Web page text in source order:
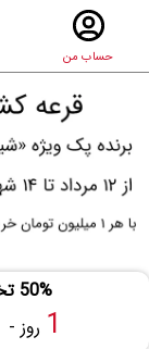
حساب من
50% تخفیف همه محصولات ویژه تابستان
1 روز -